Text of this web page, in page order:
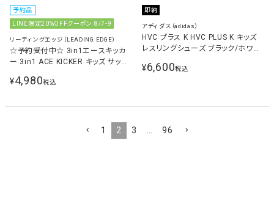
予約品
LINE限定20%OFFクーポン 8/7-9
リーディングエッジ（LEADING EDGE）
☆予約受付中☆ 3in1エースキッカ
ー 3in1 ACE KICKER キッズ サッカ
¥4,980税込
即納
アディダス（adidas）
HVC プラス K HVC PLUS K キッズ
レスリングシューズ ブラック/ホワイ
¥6,600税込
1 2 3 … 96